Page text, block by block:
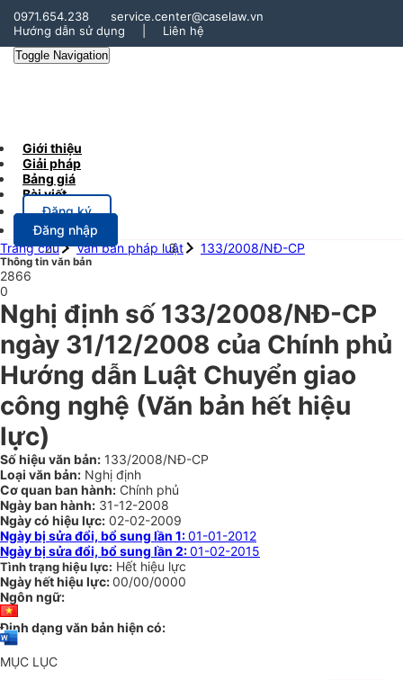
0971.654.238
service.center@caselaw.vn
Hướng dẫn sử dụng
Liên hệ
Toggle Navigation
Giới thiệu
Giải pháp
Bảng giá
Bài viết
Đăng ký
Đăng nhập
Trang chủ
Văn bản pháp luật 133/2008/NĐ-CP
Thông tin văn bản
2866
0
Nghị định số 133/2008/NĐ-CP
ngày 31/12/2008 của Chính phủ
Hướng dẫn Luật Chuyển giao
công nghệ (Văn bản hết hiệu
lực)
Số hiệu văn bản: 133/2008/NĐ-CP
Loại văn bản: Nghị định
Cơ quan ban hành: Chính phủ
Ngày ban hành: 31-12-2008
Ngày có hiệu lực: 02-02-2009
Ngày bị sửa đổi, bổ sung lần 1:01-01-2012
Ngày bị sửa đổi, bổ sung lần 2:01-02-2015
Tình trạng hiệu lực: Hết hiệu lực
Ngày hết hiệu lực:00/00/0000
Ngôn ngữ:
Định dạng văn bản hiện có:
MỤC LỤC